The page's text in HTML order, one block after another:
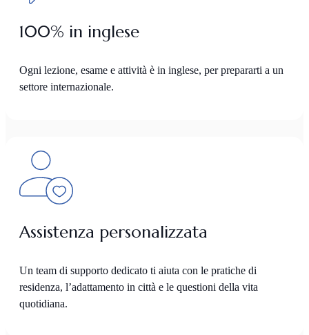
100% in inglese
Ogni lezione, esame e attività è in inglese, per prepararti a un
settore internazionale.
Assistenza personalizzata
Un team di supporto dedicato ti aiuta con le pratiche di
residenza, l’adattamento in città e le questioni della vita
quotidiana.